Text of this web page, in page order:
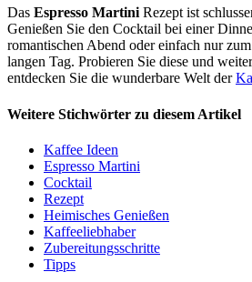
Das Espresso MartiniRezept ist
Genießen Sie den Cocktail bei einer
romantischen Abend oder einfach nur
langen Tag. Probieren Sie diese und
entdecken Sie die wunderbare Welt der
Weitere Stichwörter zu diesem Artikel
Kaffee Ideen
Espresso Martini
Cocktail
Rezept
Heimisches Genießen
Kaffeeliebhaber
Zubereitungsschritte
Tipps